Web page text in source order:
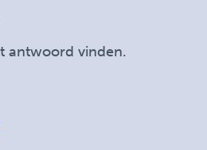
antwoord vinden.